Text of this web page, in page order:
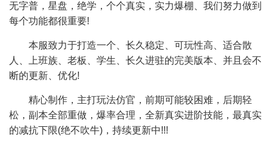
无字普，星盘，绝学，个个真实，实力爆棚、我们努力做到
每个功能都很重要!
本服致力于打造一个、长久稳定、可玩性高、适合散
人、上班族、老板、学生、长久进驻的完美版本、并且会不
断的更新、优化!
精心制作，主打玩法仿官，前期可能较困难，后期轻
松，副本全部重做，爆率合理，全新真实进阶技能，最真实
的减抗下限(绝不吹牛)，持续更新中!!!